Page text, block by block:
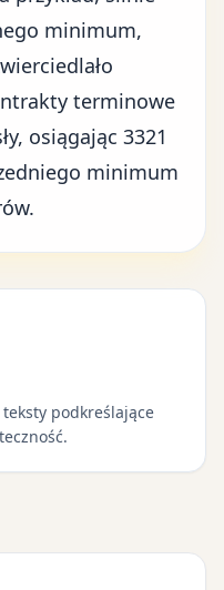
minimum,
terminowe
osiągając 3321
minimum
podkreślające